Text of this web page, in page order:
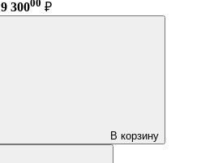
9 30000 ₽
В корзину